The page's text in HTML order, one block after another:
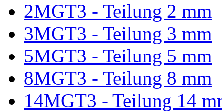
2MGT3 - Teilung 2 mm
3MGT3 - Teilung 3 mm
5MGT3 - Teilung 5 mm
8MGT3 - Teilung 8 mm
14MGT3 - Teilung 14